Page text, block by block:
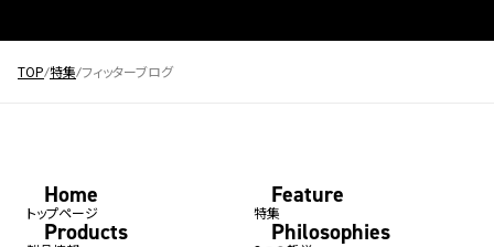
TOP 特集 フィッターブログ
Home
トップページ
Products
Feature
特集
Philosophies